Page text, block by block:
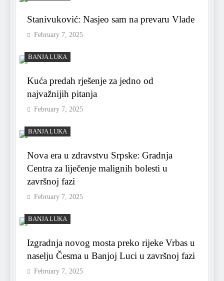
Stanivuković: Nasjeo sam na prevaru Vlade
February 7, 2025
BANJA LUKA
Kuća predah rješenje za jedno od
najvažnijih pitanja
February 7, 2025
BANJA LUKA
Nova era u zdravstvu Srpske: Gradnja
Centra za liječenje malignih bolesti u
završnoj fazi
February 7, 2025
BANJA LUKA
Izgradnja novog mosta preko rijeke Vrbas u
naselju Česma u Banjoj Luci u završnoj fazi
February 7, 2025